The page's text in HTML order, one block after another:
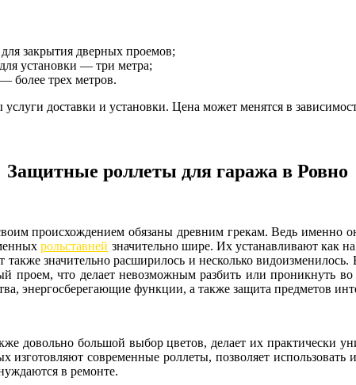
закрытия дверных проемов;
установки — три метра;
более трех метров.
доставки и установки. Цена может менятся в
Защитные роллеты для гаража в Ровно
происхождением обязаны древним грекам. Ведь именно
рольставней значительно шире. Их устанавливают как
значительно расширилось и несколько
что делает невозможным разбить или проникнуть во
энергосберегающие функции, а также защита предметов
довольно большой выбор цветов, делает их практически
изготовляют современные роллеты, позволяет
в ремонте.